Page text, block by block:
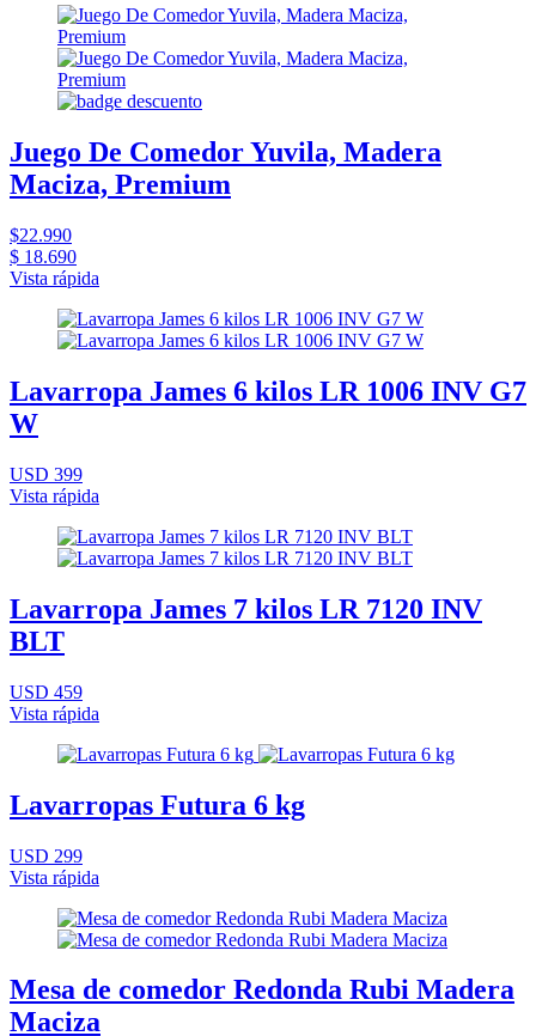
Juego De Comedor Yuvila, Madera
Maciza, Premium
$22.990
$ 18.690
Vista rápida
Lavarropa James 6 kilos LR 1006 INV G7
W
USD 399
Vista rápida
Lavarropa James 7 kilos LR 7120 INV
BLT
USD 459
Vista rápida
Lavarropas Futura 6 kg
USD 299
Vista rápida
Mesa de comedor Redonda Rubi Madera
Maciza